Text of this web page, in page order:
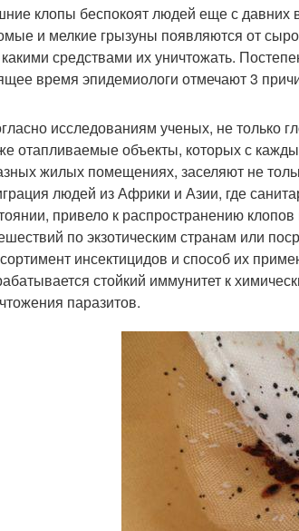
клопы беспокоят людей еще с
и мелкие грызуны появляются от
какими средствами их уничтожать.
время эпидемиологи отмечают 3
исследованиям ученых, не только
отапливаемые объекты, которых с
жилых помещениях, заселяют не
людей из Африки и Азии, где
привело к распространению
по экзотическим странам или
инсектицидов и способ их
стойкий иммунитет к
паразитов.